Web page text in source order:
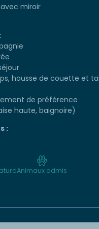
miroir
housse de couette et
de préférence
haute, baignoire)
:
Animaux admis